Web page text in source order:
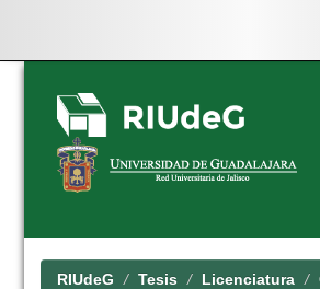
Skip
navigation
RIUdeG Tesis Licenciatura